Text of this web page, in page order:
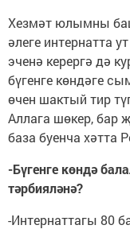
Хезмәт юлымны
әлеге интернатта
эченә керергә дә
бүгенге көндәге
өчен шактый тир
Аллага шөкер, бар
база буенча хәтта
-Бүгенге көндә
тәрбияләнә?
-Интернаттагы 80